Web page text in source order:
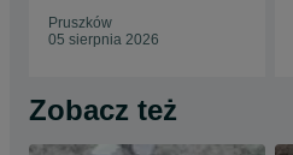
Pruszków
05 sierpnia 2026
Zobacz też